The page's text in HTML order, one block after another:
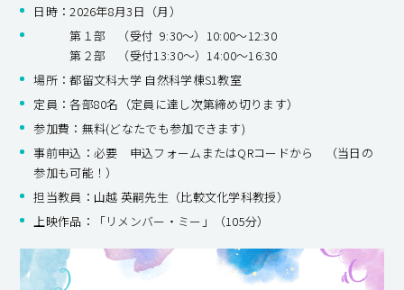
日時：2026年8月3日（月）
第１部 （受付 9:30～）10:00～12:30
第２部 （受付13:30～）14:00～16:30
場所：都留文科大学 自然科学棟S1教室
定員：各部80名（定員に達し次第締め切ります）
参加費：無料(どなたでも参加できます)
事前申込：必要 申込フォームまたはQRコードから （当日の
参加も可能！）
担当教員：山越 英嗣先生（比較文化学科教授）
上映作品：「リメンバー・ミー」（105分）